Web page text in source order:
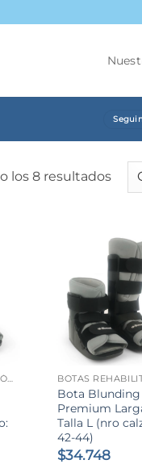
los 8 resultados
BOTAS REHABILITACIÓN
Bota Blunding
Premium
Talla L (nro
42-44)
$34.748